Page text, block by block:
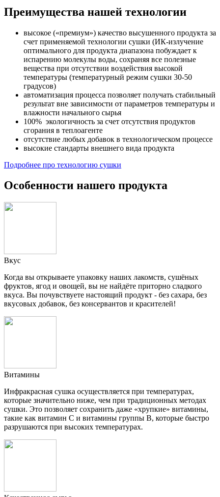
Преимущества нашей технологии
высокое («премиум») качество высушенного продукта за
счет применяемой технологии сушки (ИК-излучение
оптимального для продукта диапазона побуждает к
испарению молекулы воды, сохраняя все полезные
вещества при отсутствии воздействия высокой
температуры (температурный режим сушки 30-50
градусов)
автоматизация процесса позволяет получать стабильный
результат вне зависимости от параметров температуры и
влажности начального сырья
100% экологичность за счет отсутствия продуктов
сгорания в теплоагенте
отсутствие любых добавок в технологическом процессе
высокие стандарты внешнего вида продукта
Подробнее про технологию сушки
Особенности нашего продукта
Вкус
Когда вы открываете упаковку наших лакомств, сушёных
фруктов, ягод и овощей, вы не найдёте приторно сладкого
вкуса. Вы почувствуете настоящий продукт - без сахара, без
вкусовых добавок, без консервантов и красителей!
Витамины
Инфракрасная сушка осуществляется при температурах,
которые значительно ниже, чем при традиционных методах
сушки. Это позволяет сохранить даже «хрупкие» витамины,
такие как витамин C и витамины группы B, которые быстро
разрушаются при высоких температурах.